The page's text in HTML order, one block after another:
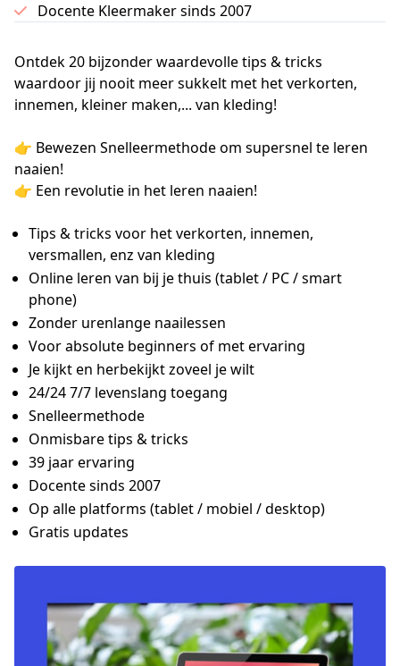
Docente Kleermaker sinds 2007
Ontdek 20 bijzonder waardevolle tips & tricks
waardoor jij nooit meer sukkelt met het verkorten,
innemen, kleiner maken,... van kleding!
👉 Bewezen Snelleermethode om supersnel te leren
naaien!
👉 Een revolutie in het leren naaien!
Tips & tricks voor het verkorten, innemen,
versmallen, enz van kleding
Online leren van bij je thuis (tablet / PC / smart
phone)
Zonder urenlange naailessen
Voor absolute beginners of met ervaring
Je kijkt en herbekijkt zoveel je wilt
24/24 7/7 levenslang toegang
Snelleermethode
Onmisbare tips & tricks
39 jaar ervaring
Docente sinds 2007
Op alle platforms (tablet / mobiel / desktop)
Gratis updates